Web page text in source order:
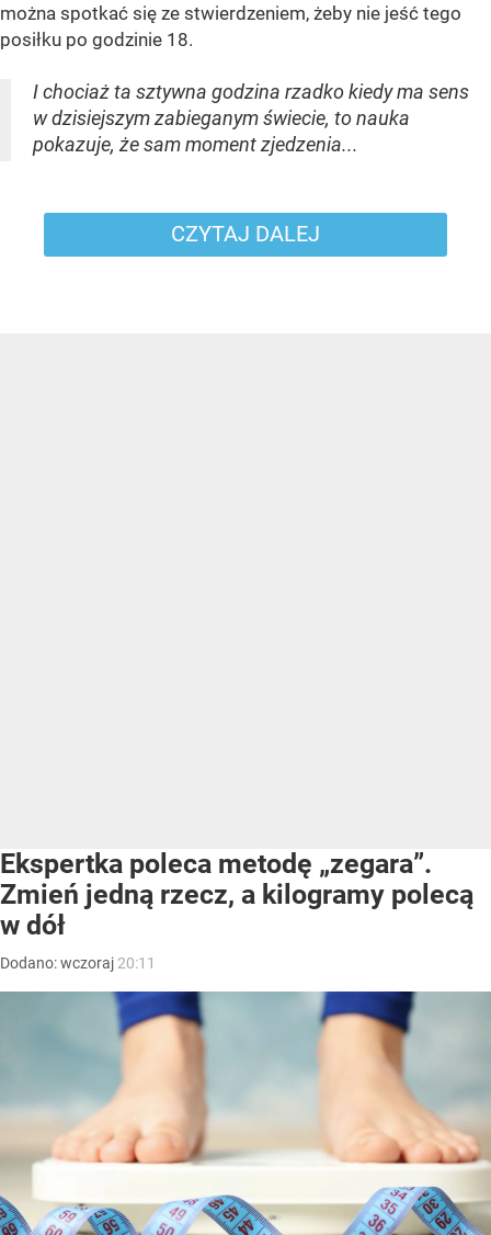
można spotkać się ze stwierdzeniem, żeby nie jeść tego
posiłku po godzinie 18.
I chociaż ta sztywna godzina rzadko kiedy ma sens
w dzisiejszym zabieganym świecie, to nauka
pokazuje, że sam moment zjedzenia...
CZYTAJ DALEJ
Ekspertka poleca metodę „zegara”.
Zmień jedną rzecz, a kilogramy polecą
w dół
Dodano:wczoraj 20:11